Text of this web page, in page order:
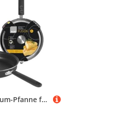
VoltShine Aluminium-Pfanne für Omelett, Induktion, Durchmesser 20 cm, ideal für die Zubereitung von Omeletts und anderen Gerichten beim effizienten Kochen.